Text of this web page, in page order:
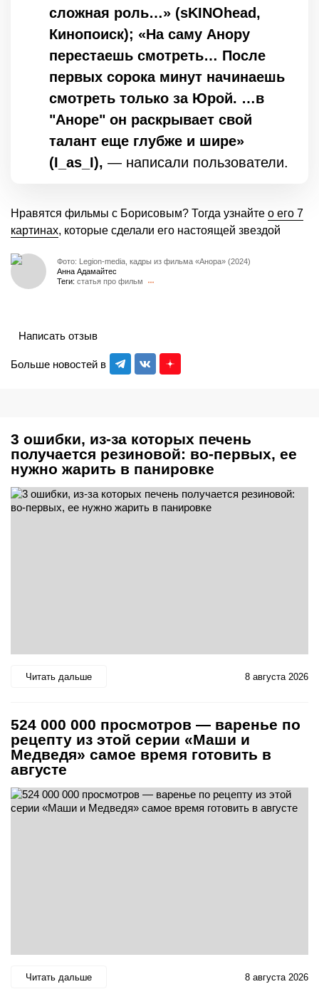
сложная роль…» (sKINOhead,
Кинопоиск); «На саму Анору
перестаешь смотреть… После
первых сорока минут начинаешь
смотреть только за Юрой. …в
"Аноре" он раскрывает свой
талант еще глубже и шире»
(I_as_I), — написали пользователи.
Нравятся фильмы с Борисовым? Тогда узнайте о его 7
картинах, которые сделали его настоящей звездой
Фото: Legion-media, кадры из фильма «Анора» (2024)
Анна Адамайтес
Теги: статья про фильм
Больше новостей в
Написать отзыв
3 ошибки, из-за которых печень
получается резиновой: во-первых, ее
нужно жарить в панировке
Читать дальше 8 августа 2026
524 000 000 просмотров — варенье по
рецепту из этой серии «Маши и
Медведя» самое время готовить в
августе
Читать дальше 8 августа 2026